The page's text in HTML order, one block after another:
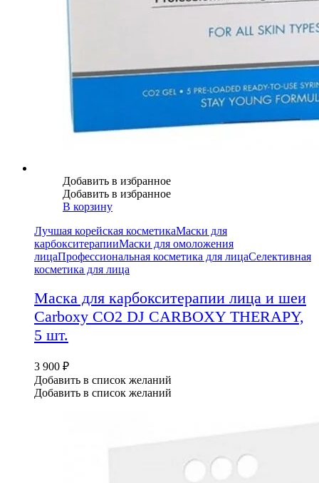
Добавить в избранное
Добавить в избранное
В корзину
Лучшая корейская косметикаМаски для
карбокситерапииМаски для омоложения
лицаПрофессиональная косметика для лицаСелективная
косметика для лица
Маска для карбокситерапии лица и шеи
Carboxy CO2 DJ CARBOXY THERAPY,
5 шт.
3 900 ₽
Добавить в список желаний
Добавить в список желаний